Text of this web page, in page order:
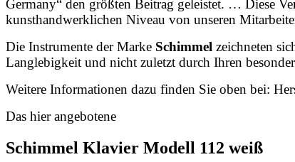
Germany“ den größten Beitrag geleistet. … Diese
kunsthandwerklichen Niveau von unseren
Die Instrumente der Marke Schimmel zeichneten
Langlebigkeit und nicht zuletzt durch Ihren
Weitere Informationen dazu finden Sie oben bei:
Das hier angebotene
Schimmel Klavier Modell 112 weiß